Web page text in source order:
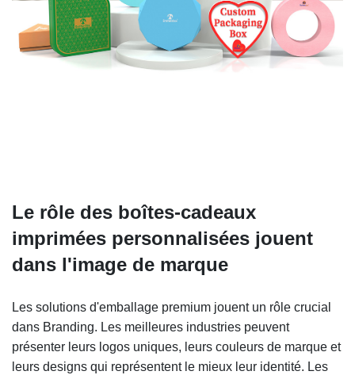
Le rôle des boîtes-cadeaux
imprimées personnalisées jouent
dans l'image de marque
Les solutions d'emballage premium jouent un rôle crucial
dans Branding. Les meilleures industries peuvent
présenter leurs logos uniques, leurs couleurs de marque et
leurs designs qui représentent le mieux leur identité. Les